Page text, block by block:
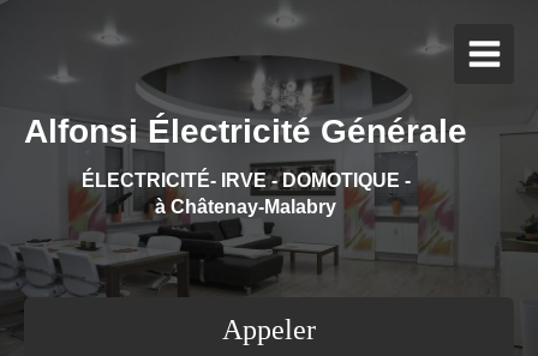
Alfonsi Électricité Générale
ÉLECTRICITÉ- IRVE - DOMOTIQUE -
à Châtenay-Malabry
Appeler